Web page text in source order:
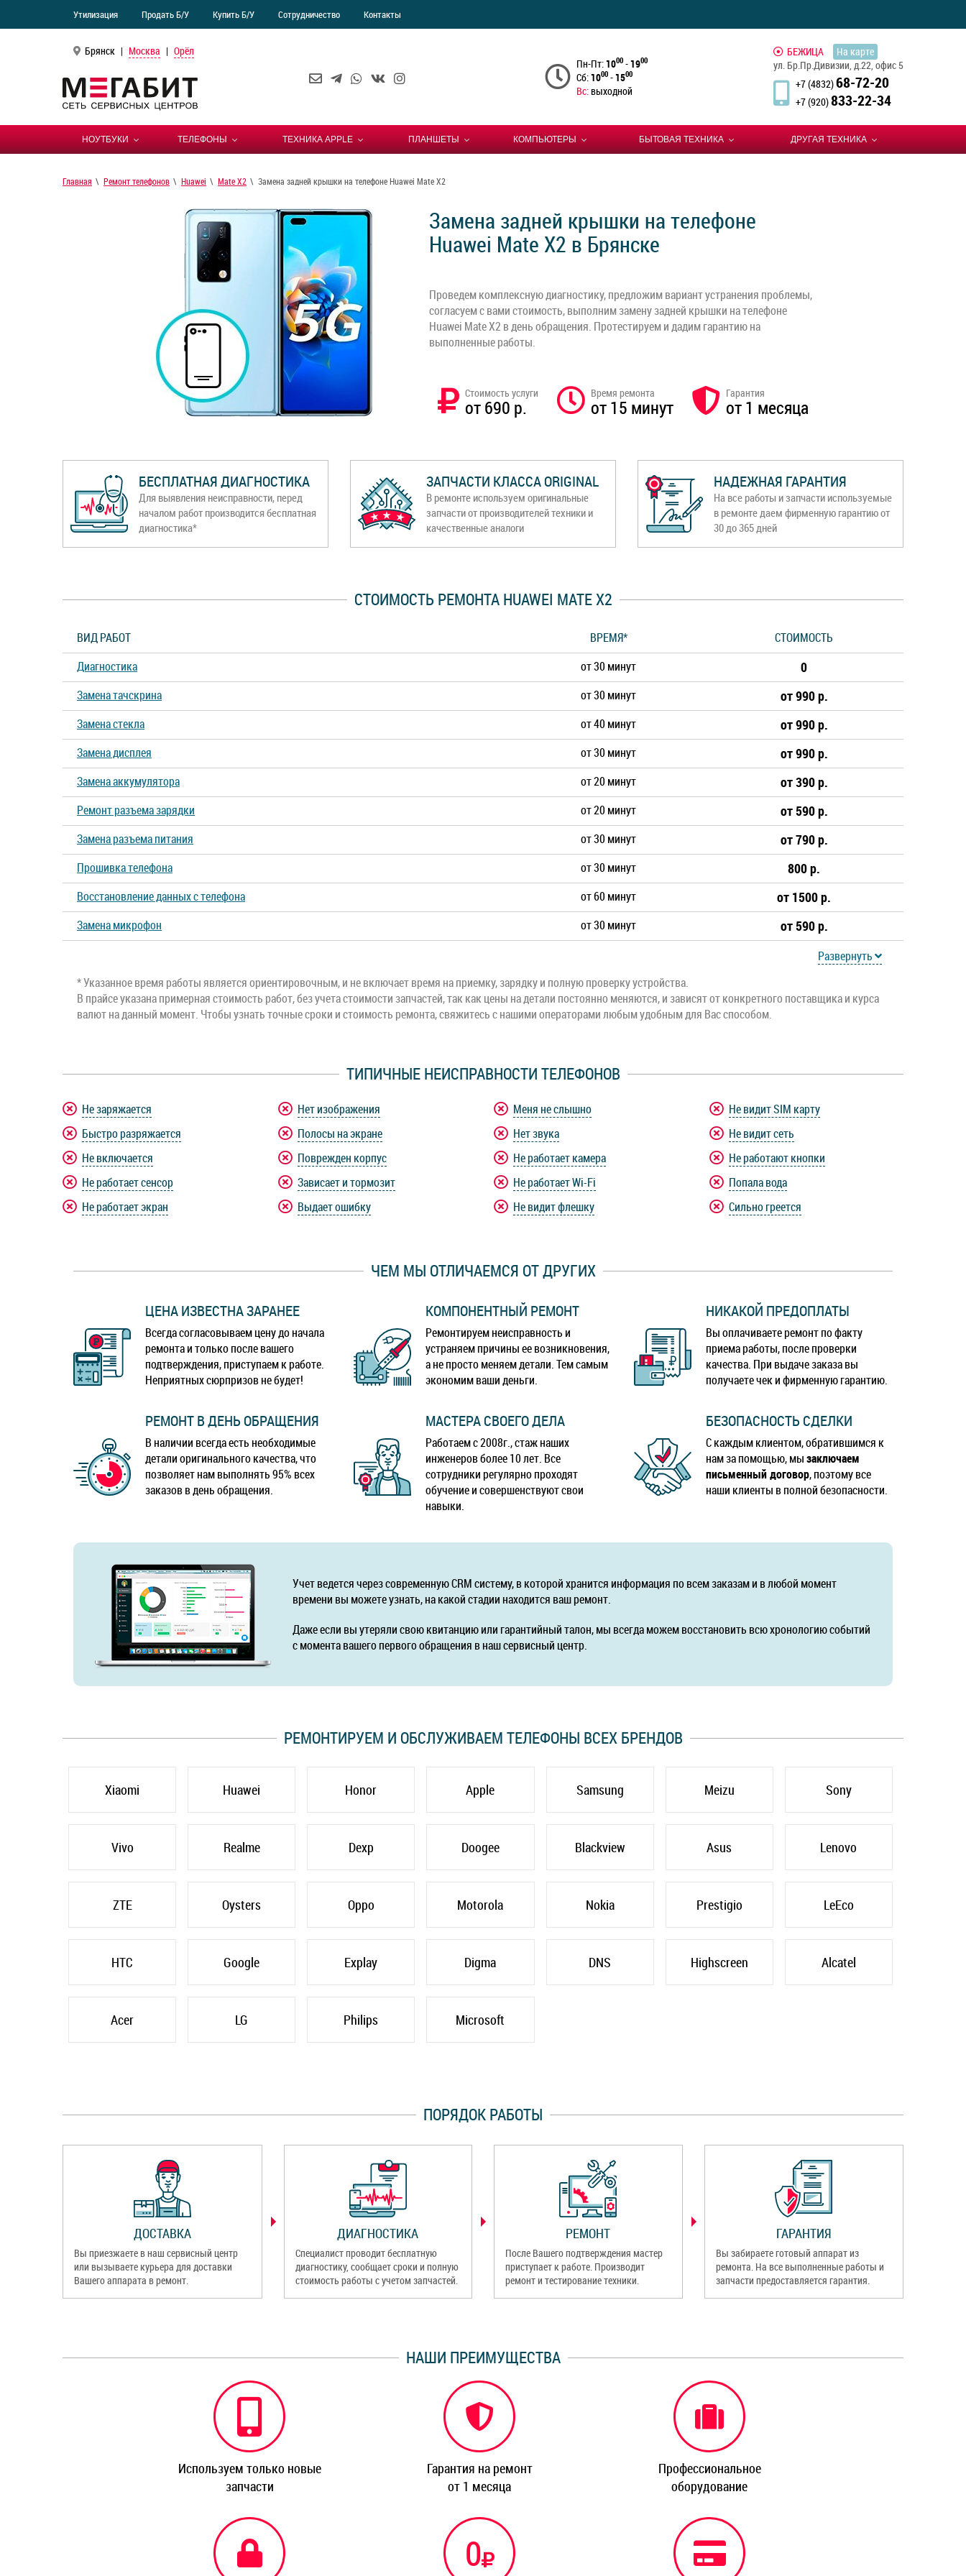
Утилизация Продать Б/У Купить Б/У Сотрудничество Контакты
Брянск | Москва | Орёл
Пн-Пт:1000-1900
Сб:1000-1500
Вс:выходной
БЕЖИЦА
На карте
ул. Бр.Пр.Дивизии, д.22, офис 5
+7 (4832)68-72-20
+7 (920)833-22-34
НОУТБУКИ ТЕЛЕФОНЫ ТЕХНИКА APPLE ПЛАНШЕТЫ КОМПЬЮТЕРЫ БЫТОВАЯ ТЕХНИКА ДРУГАЯ ТЕХНИКА
Главная Ремонт телефонов Huawei Mate X2 Замена задней крышки на телефоне Huawei Mate X2
Замена задней крышки на телефоне
Huawei Mate X2 в Брянске
Проведем комплексную диагностику, предложим вариант устранения проблемы,
согласуем с вами стоимость, выполним замену задней крышки на телефоне
Huawei Mate X2 в день обращения. Протестируем и дадим гарантию на
выполненные работы.
Стоимость услуги
от 690 р.
Время ремонта
от 15 минут
Гарантия
от 1 месяца
БЕСПЛАТНАЯ ДИАГНОСТИКА
Для выявления неисправности, перед
началом работ производится бесплатная
диагностика*
ЗАПЧАСТИ КЛАССА ORIGINAL
В ремонте используем оригинальные
запчасти от производителей техники и
качественные аналоги
НАДЕЖНАЯ ГАРАНТИЯ
На все работы и запчасти используемые
в ремонте даем фирменную гарантию от
30 до 365 дней
СТОИМОСТЬ РЕМОНТА HUAWEI MATE X2
ВИД РАБОТ ВРЕМЯ*
СТОИМОСТЬ
Диагностика
от 30 минут 0
Замена тачскрина от 30 минут от 990 р.
Замена стекла от 40 минут от 990 р.
Замена дисплея от 30 минут от 990 р.
Замена аккумулятора от 20 минут от 390 р.
Ремонт разъема зарядки от 20 минут от 590 р.
Замена разъема питания от 30 минут от 790 р.
Прошивка телефона от 30 минут 800 р.
Восстановление данных с телефона от 60 минут от 1500 р.
Замена микрофон от 30 минут от 590 р.
Развернуть
* Указанное время работы является ориентировочным, и не включает время на приемку, зарядку и полную проверку устройства.
В прайсе указана примерная стоимость работ, без учета стоимости запчастей, так как цены на детали постоянно меняются, и зависят от конкретного поставщика и курса
валют на данный момент. Чтобы узнать точные сроки и стоимость ремонта, свяжитесь с нашими операторами любым удобным для Вас способом.
ТИПИЧНЫЕ НЕИСПРАВНОСТИ ТЕЛЕФОНОВ
Не заряжается
Быстро разряжается
Не включается
Не работает сенсор
Не работает экран
Нет изображения
Полосы на экране
Поврежден корпус
Зависает и тормозит
Выдает ошибку
Меня не слышно
Нет звука
Не работает камера
Не работает Wi-Fi
Не видит флешку
Не видит SIM карту
Не видит сеть
Не работают кнопки
Попала вода
Сильно греется
ЧЕМ МЫ ОТЛИЧАЕМСЯ ОТ ДРУГИХ
ЦЕНА ИЗВЕСТНА ЗАРАНЕЕ
Всегда согласовываем цену до начала
ремонта и только после вашего
подтверждения, приступаем к работе.
Неприятных сюрпризов не будет!
КОМПОНЕНТНЫЙ РЕМОНТ
Ремонтируем неисправность и
устраняем причины ее возникновения,
а не просто меняем детали. Тем самым
экономим ваши деньги.
НИКАКОЙ ПРЕДОПЛАТЫ
Вы оплачиваете ремонт по факту
приема работы, после проверки
качества. При выдаче заказа вы
получаете чек и фирменную гарантию.
РЕМОНТ В ДЕНЬ ОБРАЩЕНИЯ
В наличии всегда есть необходимые
детали оригинального качества, что
позволяет нам выполнять 95% всех
заказов в день обращения.
МАСТЕРА СВОЕГО ДЕЛА
Работаем с 2008г., стаж наших
инженеров более 10 лет. Все
сотрудники регулярно проходят
обучение и совершенствуют свои
навыки.
БЕЗОПАСНОСТЬ СДЕЛКИ
С каждым клиентом, обратившимся к
нам за помощью, мызаключаем
письменный договор, поэтому все
наши клиенты в полной безопасности.
Учет ведется через современную CRM систему, в которой хранится информация по всем заказам и в любой момент
времени вы можете узнать, на какой стадии находится ваш ремонт.
Даже если вы утеряли свою квитанцию или гарантийный талон, мы всегда можем восстановить всю хронологию событий
с момента вашего первого обращения в наш сервисный центр.
РЕМОНТИРУЕМ И ОБСЛУЖИВАЕМ ТЕЛЕФОНЫ ВСЕХ БРЕНДОВ
Xiaomi Huawei Honor Apple Samsung Meizu Sony
Vivo Realme Dexp Doogee Blackview Asus Lenovo
ZTE Oysters Oppo Motorola Nokia Prestigio LeEco
HTC Google Explay Digma DNS Highscreen Alcatel
Acer LG Philips Microsoft
ПОРЯДОК РАБОТЫ
ДОСТАВКА
Вы приезжаете в наш сервисный центр
или вызываете курьера для доставки
Вашего аппарата в ремонт.
ДИАГНОСТИКА
Специалист проводит бесплатную
диагностику, сообщает сроки и полную
стоимость работы с учетом запчастей.
РЕМОНТ
После Вашего подтверждения мастер
приступает к работе. Производит
ремонт и тестирование техники.
ГАРАНТИЯ
Вы забираете готовый аппарат из
ремонта. На все выполненные работы и
запчасти предоставляется гарантия.
НАШИ ПРЕИМУЩЕСТВА
Используем только новые
запчасти
Гарантия на ремонт
от 1 месяца
Профессиональное
оборудование
0